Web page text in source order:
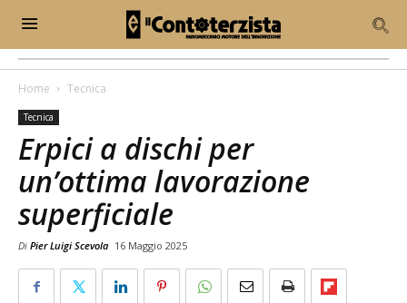
Home Tecnica
Tecnica
Erpici a dischi per
un’ottima lavorazione
superficiale
Di Pier Luigi Scevola 16 Maggio 2025